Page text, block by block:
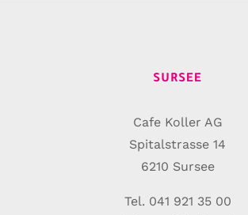
SURSEE
Cafe Koller AG
Spitalstrasse 14
6210 Sursee
Tel. 041 921 35 00